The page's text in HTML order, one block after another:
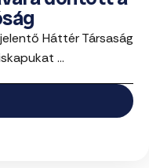
Háttér Társaság
...